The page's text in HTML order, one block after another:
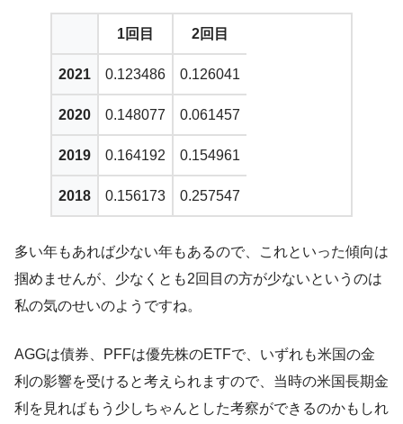
1回目 2回目
2021 0.123486 0.126041
2020 0.148077 0.061457
2019 0.164192 0.154961
2018 0.156173 0.257547
多い年もあれば少ない年もあるので、これといった傾向は
掴めませんが、少なくとも2回目の方が少ないというのは
私の気のせいのようですね。
AGGは債券、PFFは優先株のETFで、いずれも米国の金
利の影響を受けると考えられますので、当時の米国長期金
利を見ればもう少しちゃんとした考察ができるのかもしれ